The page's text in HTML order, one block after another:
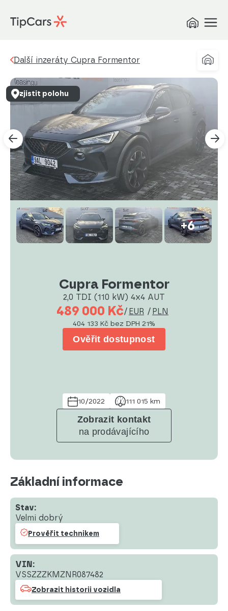
Další inzeráty Cupra Formentor
+6
Cupra Formentor
2,0 TDI (110 kW) 4x4 AUT
489 000 Kč/ EUR / PLN
404 133 Kč bez DPH 21%
Ověřit dostupnost
10/2022 111 015 km
Zobrazit kontakt
na prodávajícího
zjistit polohu
Základní informace
Stav:
Velmi dobrý
Prověřit technikem
VIN:
VSSZZZKMZNR087482
Zobrazit historii vozidla